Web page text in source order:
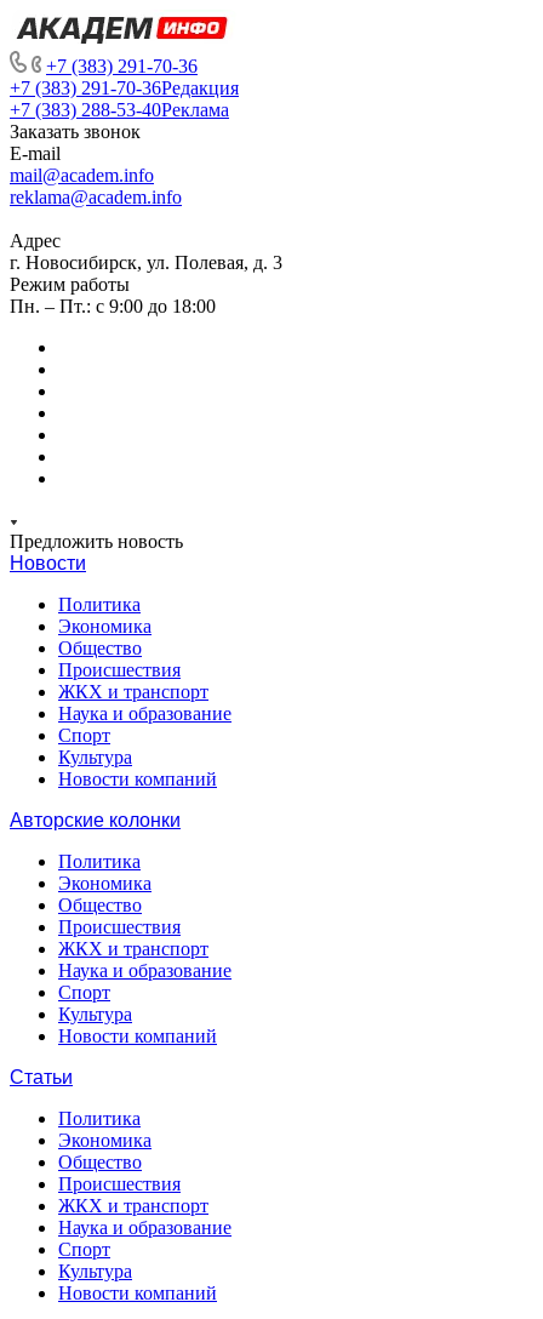
+7 (383) 291-70-36
+7 (383) 291-70-36Редакция
+7 (383) 288-53-40Реклама
Заказать звонок
E-mail
mail@academ.info
reklama@academ.info
Адрес
г. Новосибирск, ул. Полевая, д. 3
Режим работы
Пн. – Пт.: с 9:00 до 18:00
Предложить новость
Новости
Политика
Экономика
Общество
Происшествия
ЖКХ и транспорт
Наука и образование
Спорт
Культура
Новости компаний
Авторские колонки
Политика
Экономика
Общество
Происшествия
ЖКХ и транспорт
Наука и образование
Спорт
Культура
Новости компаний
Статьи
Политика
Экономика
Общество
Происшествия
ЖКХ и транспорт
Наука и образование
Спорт
Культура
Новости компаний